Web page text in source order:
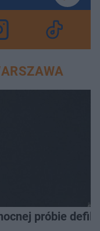
próbie